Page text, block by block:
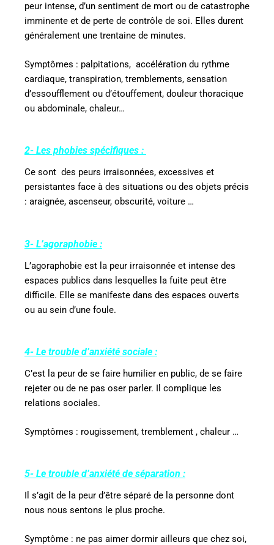
peur intense, d’un sentiment de mort ou de catastrophe
imminente et de perte de contrôle de soi. Elles durent
généralement une trentaine de minutes.
Symptômes : palpitations, accélération du rythme
cardiaque, transpiration, tremblements, sensation
d’essoufflement ou d’étouffement, douleur thoracique
ou abdominale, chaleur…
2- Les phobies spécifiques :
Ce sont des peurs irraisonnées, excessives et
persistantes face à des situations ou des objets précis
: araignée, ascenseur, obscurité, voiture …
3- L’agoraphobie :
L’agoraphobie est la peur irraisonnée et intense des
espaces publics dans lesquelles la fuite peut être
difficile. Elle se manifeste dans des espaces ouverts
ou au sein d’une foule.
4- Le trouble d’anxiété sociale :
C’est la peur de se faire humilier en public, de se faire
rejeter ou de ne pas oser parler. Il complique les
relations sociales.
Symptômes : rougissement, tremblement , chaleur …
5- Le trouble d’anxiété de séparation :
Il s’agit de la peur d’être séparé de la personne dont
nous nous sentons le plus proche.
Symptôme : ne pas aimer dormir ailleurs que chez soi,